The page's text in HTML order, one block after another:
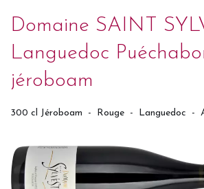
Domaine SAINT
Languedoc
jéroboam
300 cl Jéroboam - Rouge - Languedoc -